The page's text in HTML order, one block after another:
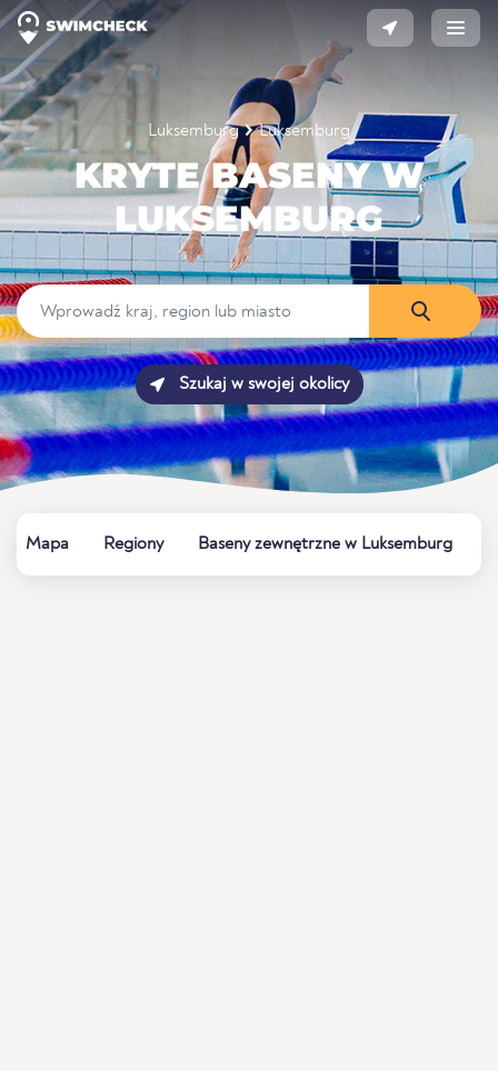
Luksemburg Luksemburg
KRYTE BASENY W
LUKSEMBURG
Szukaj w swojej okolicy
Mapa Regiony Baseny zewnętrzne w Luksemburg